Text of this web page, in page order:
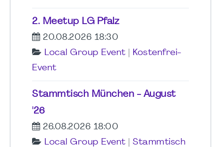
2. Meetup LG Pfalz
20.08.2026 18:30
Local Group Event
Kostenfrei-
Event
Stammtisch München - August
'26
26.08.2026 18:00
Local Group Event
Stammtisch